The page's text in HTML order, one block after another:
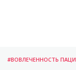
#ВОВЛЕЧЕННОСТЬ